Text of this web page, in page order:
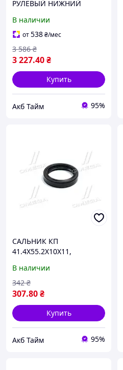
РУЛЕВЫЙ НИЖНИЙ
FEBEST) ASM-KB4T UA58
В наличии
от538₴/мес
3 227.40₴
3 586 ₴
Купить
Акб Тайм 95%
САЛЬНИК КП
41.4X55.2X10X11,
FEBEST) 95IAY-43551011X
UA58
В наличии
307.80₴
342 ₴
Купить
Акб Тайм 95%